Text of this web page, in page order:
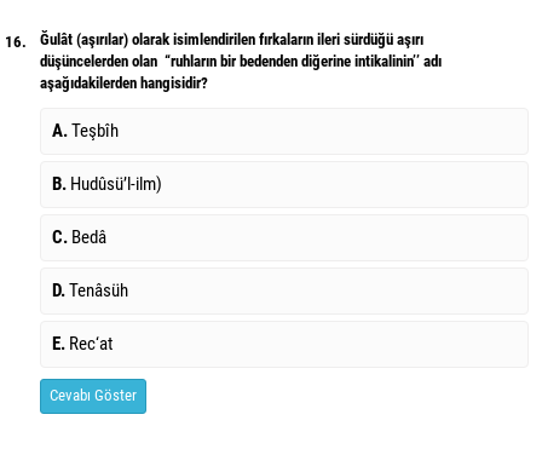
16.
Ğulât (aşırılar) olarak isimlendirilen fırkaların ileri sürdüğü aşırı
düşüncelerden olan “ruhların bir bedenden diğerine intikalinin’’ adı
aşağıdakilerden hangisidir?
A.Teşbîh
B. Hudûsü’l-ilm)
C. Bedâ
D.Tenâsüh
E. Rec‘at
Cevabı Göster